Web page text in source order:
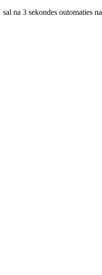
na 3 sekondes outomaties